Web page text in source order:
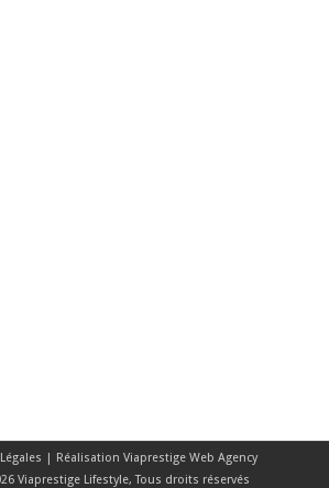
| Réalisation Viaprestige Web Agency
Viaprestige Lifestyle, Tous droits réservés